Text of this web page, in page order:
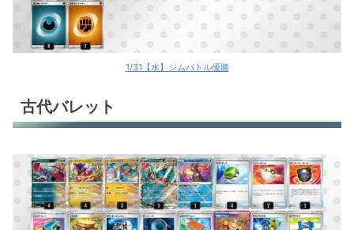
1/31【水】ジムバトル優勝
古代バレット